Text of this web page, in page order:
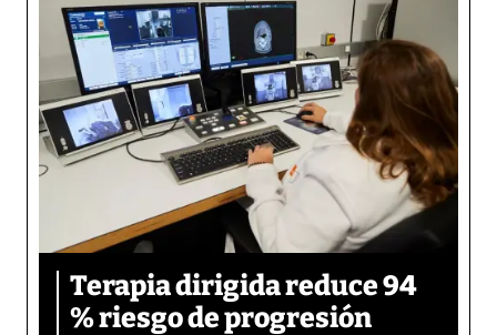
Terapia dirigida reduce 94
% riesgo de progresión